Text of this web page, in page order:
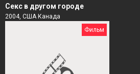
Секс в другом городе
2004, США Канада
Фильм